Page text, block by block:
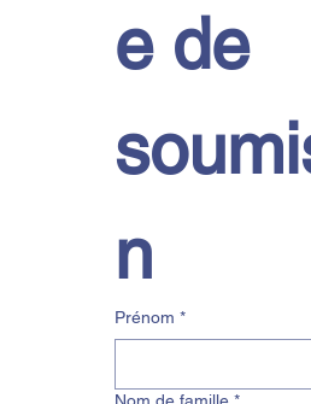
e de
n
Prénom *